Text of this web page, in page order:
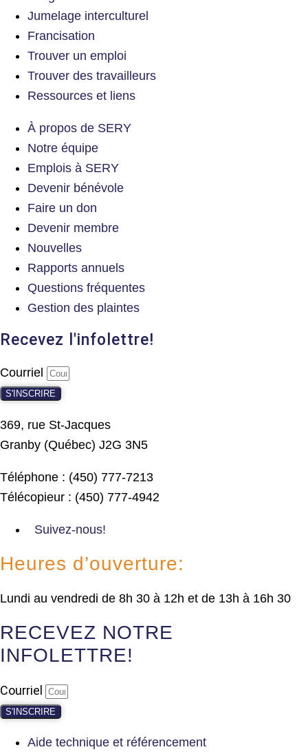
Jumelage interculturel
Francisation
Trouver un emploi
Trouver des travailleurs
Ressources et liens
À propos de SERY
Notre équipe
Emplois à SERY
Devenir bénévole
Faire un don
Devenir membre
Nouvelles
Rapports annuels
Questions fréquentes
Gestion des plaintes
Recevez l'infolettre!
Courriel
S'INSCRIRE
369, rue St-Jacques
Granby (Québec) J2G 3N5
Téléphone : (450) 777-7213
Télécopieur : (450) 777-4942
Suivez-nous!
Heures d’ouverture:
Lundi au vendredi de 8h 30 à 12h et de 13h à 16h 30
RECEVEZ NOTRE
INFOLETTRE!
Courriel
S'INSCRIRE
Aide technique et référencement